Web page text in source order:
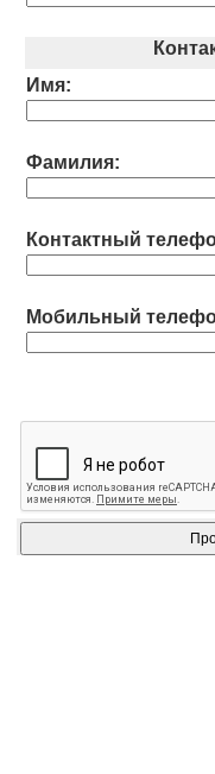
Имя:
Фамилия:
Контактный
Мобильный